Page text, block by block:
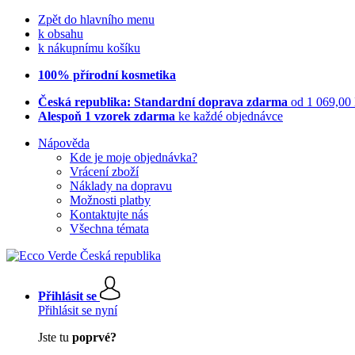
Zpět do hlavního menu
k obsahu
k nákupnímu košíku
100% přírodní kosmetika
Česká republika: Standardní doprava zdarma od 1 069,00
Alespoň 1 vzorek zdarma ke každé objednávce
Nápověda
Kde je moje objednávka?
Vrácení zboží
Náklady na dopravu
Možnosti platby
Kontaktujte nás
Všechna témata
Přihlásit se
Přihlásit se nyní
Jste tu poprvé?